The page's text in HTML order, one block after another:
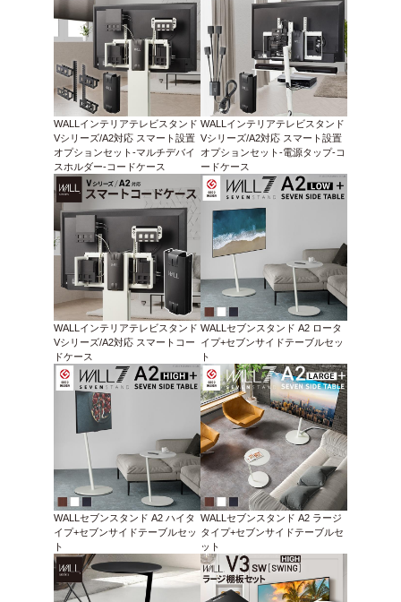
WALLインテリアテレビスタンド
Vシリーズ/A2対応 スマート設置
オプションセット-マルチデバイ
スホルダー-コードケース
WALLインテリアテレビスタンド
Vシリーズ/A2対応 スマート設置
オプションセット-電源タップ-コ
ードケース
WALLインテリアテレビスタンド
Vシリーズ/A2対応 スマートコー
ドケース
WALLセブンスタンド A2 ロータ
イプ+セブンサイドテーブルセッ
ト
WALLセブンスタンド A2 ハイタ
イプ+セブンサイドテーブルセッ
ト
WALLセブンスタンド A2 ラージ
タイプ+セブンサイドテーブルセ
ット